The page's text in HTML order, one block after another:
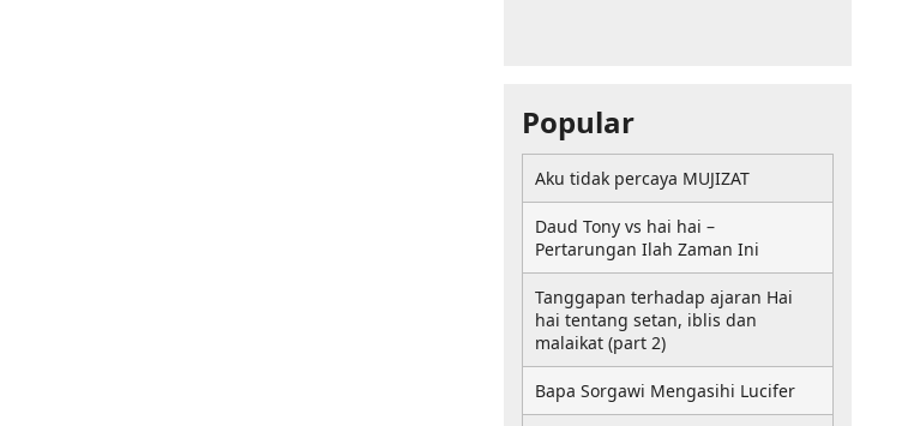
Popular
Aku tidak percaya MUJIZAT
Daud Tony vs hai hai –
Pertarungan Ilah Zaman Ini
Tanggapan terhadap ajaran Hai
hai tentang setan, iblis dan
malaikat (part 2)
Bapa Sorgawi Mengasihi Lucifer